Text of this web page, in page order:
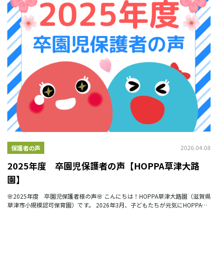
保護者の声 2026.04.08
2025年度 卒園児保護者の声【HOPPA草津大路
園】
🌸2025年度 卒園児保護者様の声🌸 こんにちは！HOPPA草津大路園（滋賀県
草津市小規模認可保育園）です。 2026年3月、子どもたちが元気にHOPPAを